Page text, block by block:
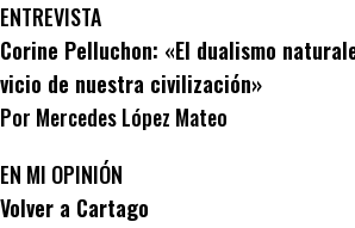
ENTREVISTA
Corine Pelluchon: «El dualismo
vicio de nuestra civilización»
Por Mercedes López Mateo
EN MI OPINIÓN
Volver a Cartago